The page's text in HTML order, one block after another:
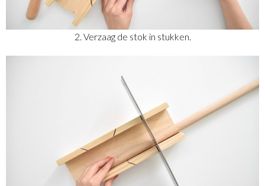
2. Verzaag de stok in stukken.